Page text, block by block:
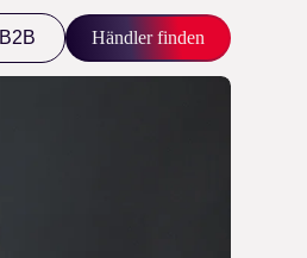
B2B Händler finden